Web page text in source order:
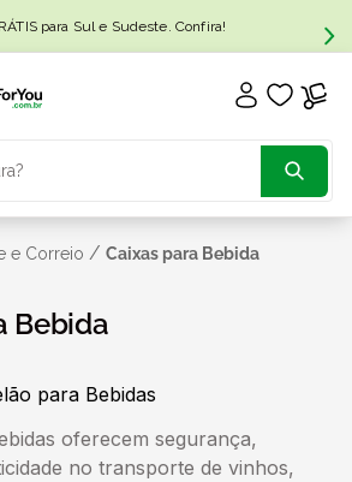
para Sul e Sudeste. Confira!
e Correio / Caixas para Bebida
Bebida
oferecem segurança,
no transporte de vinhos,
TERMOS MAIS BUSCADOS
1º
2
3º caixa sedex